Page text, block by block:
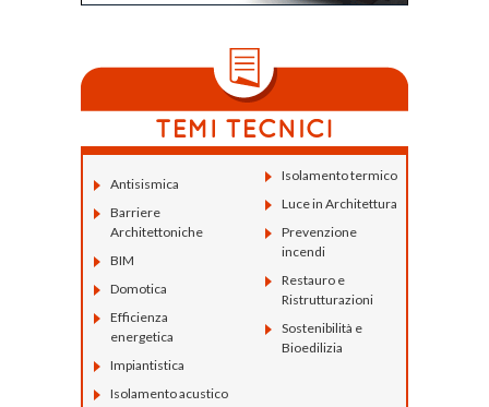
Antisismica
Barriere
Architettoniche
BIM
Domotica
Efficienza
energetica
Impiantistica
Isolamento acustico
Isolamento termico
Luce in Architettura
Prevenzione
incendi
Restauro e
Ristrutturazioni
Sostenibilità e
Bioedilizia